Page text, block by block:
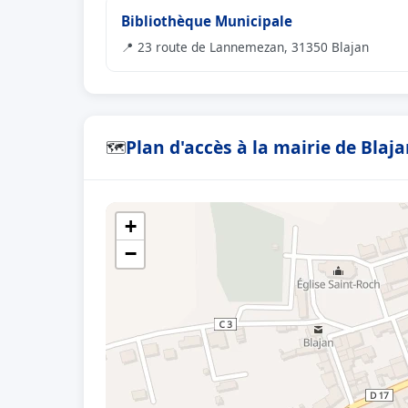
Bibliothèque Municipale
📍 23 route de Lannemezan, 31350 Blajan
🗺Plan d'accès à la mairie de
+
−